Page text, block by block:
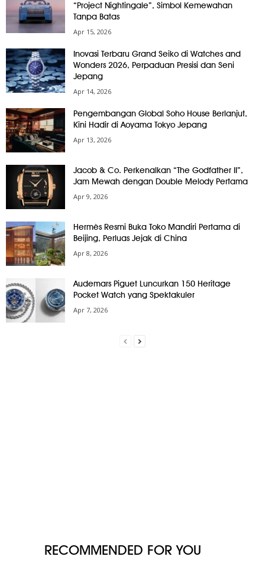
“Project Nightingale”, Simbol Kemewahan
Tanpa Batas
Apr 15, 2026
Inovasi Terbaru Grand Seiko di Watches and
Wonders 2026, Perpaduan Presisi dan Seni
Jepang
Apr 14, 2026
Pengembangan Global Soho House Berlanjut,
Kini Hadir di Aoyama Tokyo Jepang
Apr 13, 2026
Jacob & Co. Perkenalkan “The Godfather II”,
Jam Mewah dengan Double Melody Pertama
Apr 9, 2026
Hermès Resmi Buka Toko Mandiri Pertama di
Beijing, Perluas Jejak di China
Apr 8, 2026
Audemars Piguet Luncurkan 150 Heritage
Pocket Watch yang Spektakuler
Apr 7, 2026
RECOMMENDED FOR YOU